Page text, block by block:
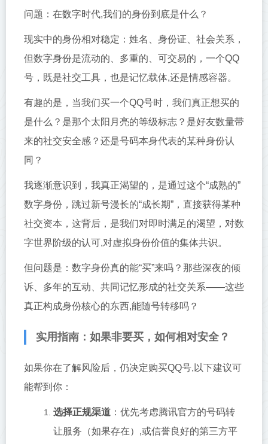
问题：在数字时代,我们的身份到底是什么？
现实中的身份相对稳定：姓名、身份证、社会关系，
但数字身份是流动的、多重的、可交易的，一个QQ
号，既是社交工具，也是记忆载体,还是情感容器。
有趣的是，当我们买一个QQ号时，我们真正想买的
是什么？是那个太阳月亮的等级标志？是好友数量带
来的社交安全感？还是号码本身代表的某种身份认
同？
我逐渐意识到，我真正渴望的，是通过这个“成熟的”
数字身份，跳过新号漫长的“成长期”，直接获得某种
社交资本，这背后，是我们对即时满足的渴望，对数
字世界阶级的认可,对虚拟身份价值的集体共识。
但问题是：数字身份真的能“买”来吗？那些深夜的倾
诉、多年的互动、共同记忆形成的社交关系——这些
真正构成身份核心的东西,能随号转移吗？
实用指南：如果非要买，如何相对安全？
如果你在了解风险后，仍决定购买QQ号,以下建议可
能帮到你：
选择正规渠道 ：优先考虑腾讯官方的号码转
让服务（如果存在）,或信誉良好的第三方平